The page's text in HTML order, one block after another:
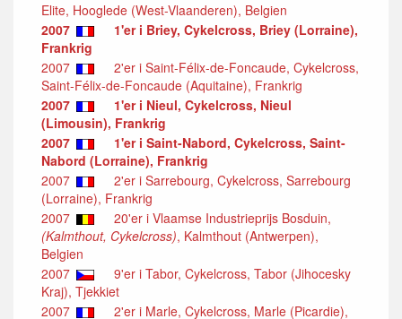
Elite, Hooglede (West-Vlaanderen), Belgien
2007
1'er i Briey, Cykelcross, Briey (Lorraine),
Frankrig
2007
2'er i Saint-Félix-de-Foncaude, Cykelcross,
Saint-Félix-de-Foncaude (Aquitaine), Frankrig
2007
1'er i Nieul, Cykelcross, Nieul
(Limousin), Frankrig
2007
1'er i Saint-Nabord, Cykelcross, Saint-
Nabord (Lorraine), Frankrig
2007
2'er i Sarrebourg, Cykelcross, Sarrebourg
(Lorraine), Frankrig
2007
20'er i Vlaamse Industrieprijs Bosduin,
(Kalmthout, Cykelcross), Kalmthout (Antwerpen),
Belgien
2007
9'er i Tabor, Cykelcross, Tabor (Jihocesky
Kraj), Tjekkiet
2007
2'er i Marle, Cykelcross, Marle (Picardie),